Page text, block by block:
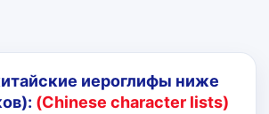
иероглифы ниже
(Chinese character lists)